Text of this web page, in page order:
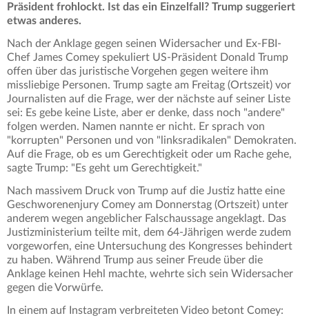
Präsident frohlockt. Ist das ein Einzelfall? Trump suggeriert
etwas anderes.
Nach der Anklage gegen seinen Widersacher und Ex-FBI-
Chef James Comey spekuliert US-Präsident Donald Trump
offen über das juristische Vorgehen gegen weitere ihm
missliebige Personen. Trump sagte am Freitag (Ortszeit) vor
Journalisten auf die Frage, wer der nächste auf seiner Liste
sei: Es gebe keine Liste, aber er denke, dass noch "andere"
folgen werden. Namen nannte er nicht. Er sprach von
"korrupten" Personen und von "linksradikalen" Demokraten.
Auf die Frage, ob es um Gerechtigkeit oder um Rache gehe,
sagte Trump: "Es geht um Gerechtigkeit."
Nach massivem Druck von Trump auf die Justiz hatte eine
Geschworenenjury Comey am Donnerstag (Ortszeit) unter
anderem wegen angeblicher Falschaussage angeklagt. Das
Justizministerium teilte mit, dem 64-Jährigen werde zudem
vorgeworfen, eine Untersuchung des Kongresses behindert
zu haben. Während Trump aus seiner Freude über die
Anklage keinen Hehl machte, wehrte sich sein Widersacher
gegen die Vorwürfe.
In einem auf Instagram verbreiteten Video betont Comey: